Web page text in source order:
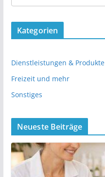
Kategorien
Dienstleistungen & Produkte
Freizeit und mehr
Sonstiges
Neueste Beiträge